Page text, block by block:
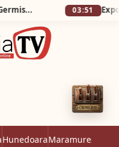
Silva Logistic Services. Valea Mureșului, Germisara, Cascada Clocota, Rotonda de la Geoagiu, locul unde poți îmbina drumeția montană cu răsfățul balnear și curiozitatea istorică. 03:51
HunedoaraMaramureș